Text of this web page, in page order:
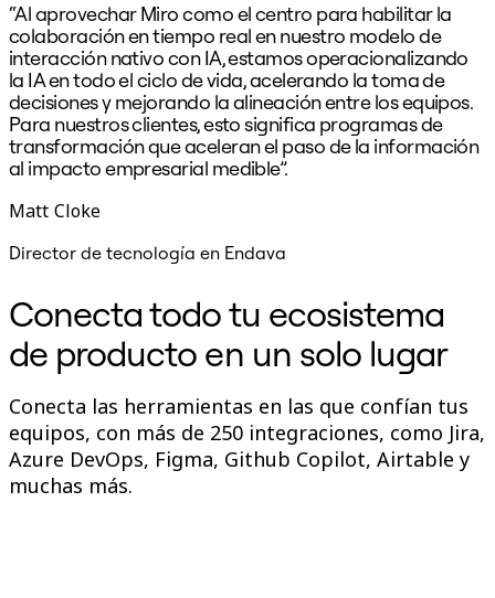
“Al aprovechar Miro como el centro para habilitar la
colaboración en tiempo real en nuestro modelo de
interacción nativo con IA, estamos operacionalizando
la IA en todo el ciclo de vida, acelerando la toma de
decisiones y mejorando la alineación entre los equipos.
Para nuestros clientes, esto significa programas de
transformación que aceleran el paso de la información
al impacto empresarial medible”.
Matt Cloke
Director de tecnología en Endava
Conecta todo tu ecosistema
de producto en un solo lugar
Conecta las herramientas en las que confían tus
equipos, con más de 250 integraciones, como Jira,
Azure DevOps, Figma, Github Copilot, Airtable y
muchas más.